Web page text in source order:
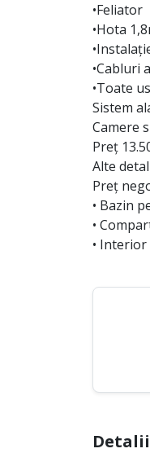
•Feliator
•Hota
•Cabluri
•Toate
Sistem
Camere
Preț
Alte
Preț
• Bazin
•
•